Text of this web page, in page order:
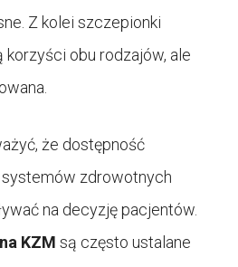
Z kolei szczepionki
korzyści obu rodzajów, ale
że dostępność
zdrowotnych
na decyzję pacjentów.
KZM są często ustalane